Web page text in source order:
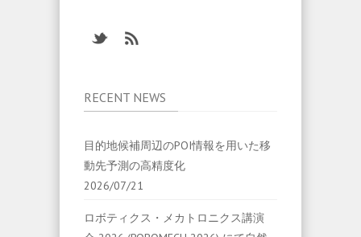
RECENT NEWS
目的地候補周辺のPOI情報を用いた移
動先予測の高精度化
2026/07/21
ロボティクス・メカトロニクス講演